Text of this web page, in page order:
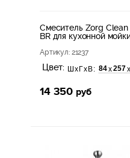
Смеситель Zorg
BR для кухонной
Артикул: 21237
Цвет: ШхГхВ: 84х 257х
14 350 руб